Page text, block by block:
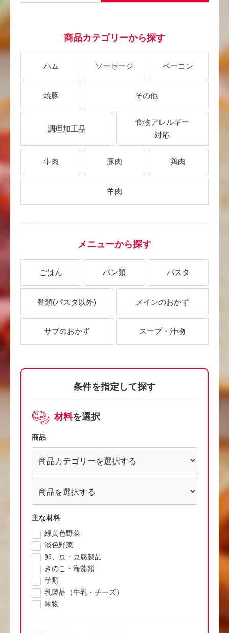
商品カテゴリーから探す
ハム ソーセージ ベーコン
焼豚 その他
調理加工品
食物アレルギー
対応
牛肉 豚肉 鶏肉
羊肉
メニューから探す
ごはん パン類 パスタ
麺類(パスタ以外) メインのおかず
サブのおかず スープ・汁物
条件を指定して探す
材料を選択
商品
主な材料
緑黄色野菜
淡色野菜
卵、豆・豆腐製品
きのこ・海藻類
芋類
乳製品（牛乳・チーズ）
果物